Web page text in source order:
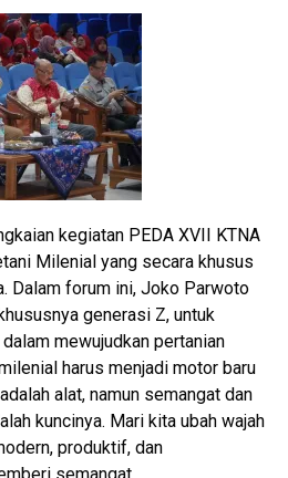
kegiatan PEDA XVII KTNA
Milenial yang secara khusus
Dalam forum ini, Joko Parwoto
generasi Z, untuk
mewujudkan pertanian
harus menjadi motor baru
alat, namun semangat dan
kuncinya. Mari kita ubah wajah
produktif, dan
semangat.